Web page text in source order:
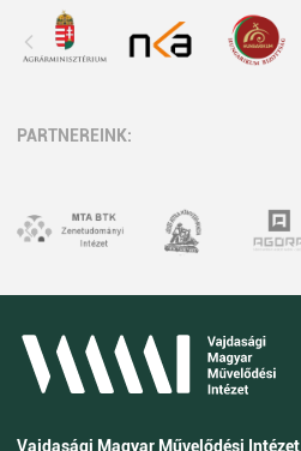
PARTNEREINK:
Vajdasági Magyar Művelődési Intézet